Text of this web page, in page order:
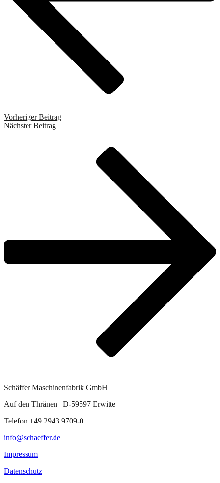
Vorheriger Beitrag
Nächster Beitrag
Schäffer Maschinenfabrik GmbH
Auf den Thränen | D-59597 Erwitte
Telefon +49 2943 9709-0
info@schaeffer.de
Impressum
Datenschutz